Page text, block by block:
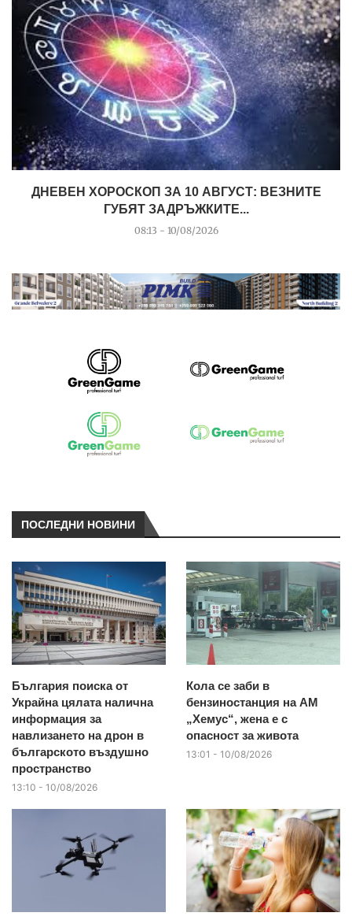
ДНЕВЕН ХОРОСКОП ЗА 10 АВГУСТ: ВЕЗНИТЕ
ГУБЯТ ЗАДРЪЖКИТЕ...
08:13 - 10/08/2026
ПОСЛЕДНИ НОВИНИ
България поиска от
Украйна цялата налична
информация за
навлизането на дрон в
българското въздушно
пространство
13:10 - 10/08/2026
Кола се заби в
бензиностанция на АМ
„Хемус“, жена е с
опасност за живота
13:01 - 10/08/2026